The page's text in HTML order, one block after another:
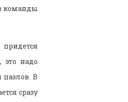
команды
это надо
пазлов. В
сразу